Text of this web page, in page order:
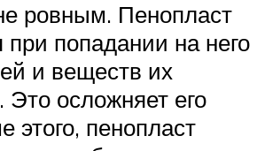
ровным. Пенопласт
при попадании на него
и веществ их
осложняет его
этого, пенопласт